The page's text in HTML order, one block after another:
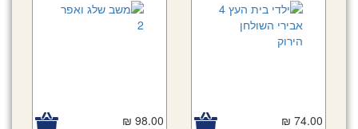
74.00 ₪
98.00 ₪